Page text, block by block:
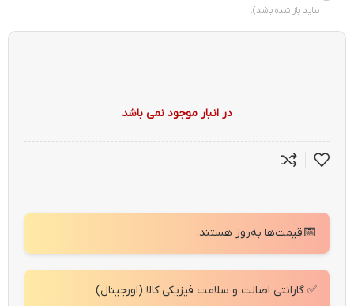
نباید باز شده باشد).
در انبار موجود نمی باشد
📅قیمت‌ها به‌روز هستند.
✅ گارانتی اصالت و سلامت فیزیکی کالا (اورجینال)